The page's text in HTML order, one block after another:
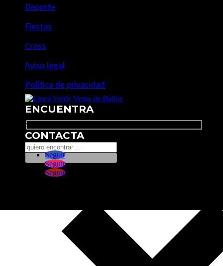
Deporte
Fiestas
Cross
Aviso legal
Política de privacidad
ENCUENTRA
Search
CONTACTA
Seguir
Seguir
Seguir